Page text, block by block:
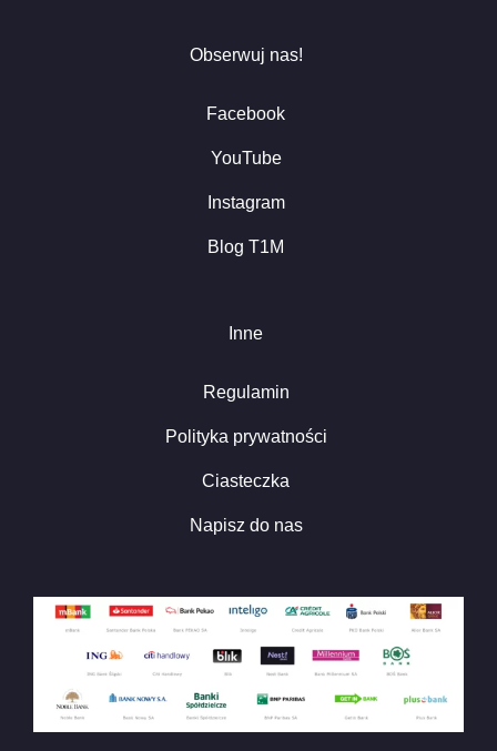
Obserwuj nas!
Facebook
YouTube
Instagram
Blog T1M
Inne
Regulamin
Polityka prywatności
Ciasteczka
Napisz do nas